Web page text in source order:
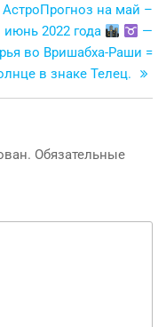
АстроПрогноз на май –
июнь 2022 года
—
во Вришабха-Раши =
в знаке Телец.
Обязательные